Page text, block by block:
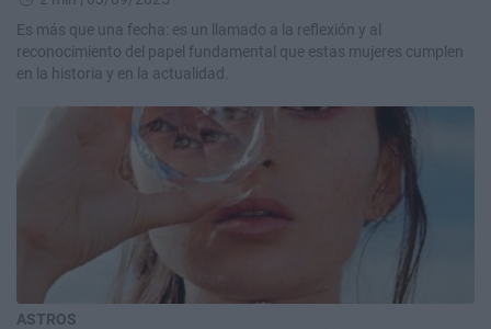
Es más que una fecha: es un llamado a la reflexión y al
reconocimiento del papel fundamental que estas mujeres cumplen
en la historia y en la actualidad.
ASTROS